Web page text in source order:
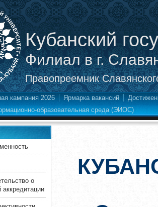
Кубанский
Филиал в г.
Правопреемник
кампания 2026 Ярмарка вакансий
образовательная среда (ЭИОС)
о
аккредитации